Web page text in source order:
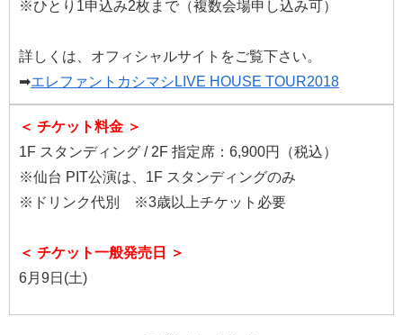
※ひとり1申込み2枚まで（複数会場申し込み可）
詳しくは、オフィシャルサイトをご覧下さい。
➡エレファントカシマシLIVE HOUSE TOUR2018
＜ チケット料金 ＞
1F スタンディング / 2F 指定席：6,900円（税込）
※仙台 PIT公演は、1F スタンディングのみ
※ドリンク代別 ※3歳以上チケット必要
＜ チケット一般発売日 ＞
6月9日(土)